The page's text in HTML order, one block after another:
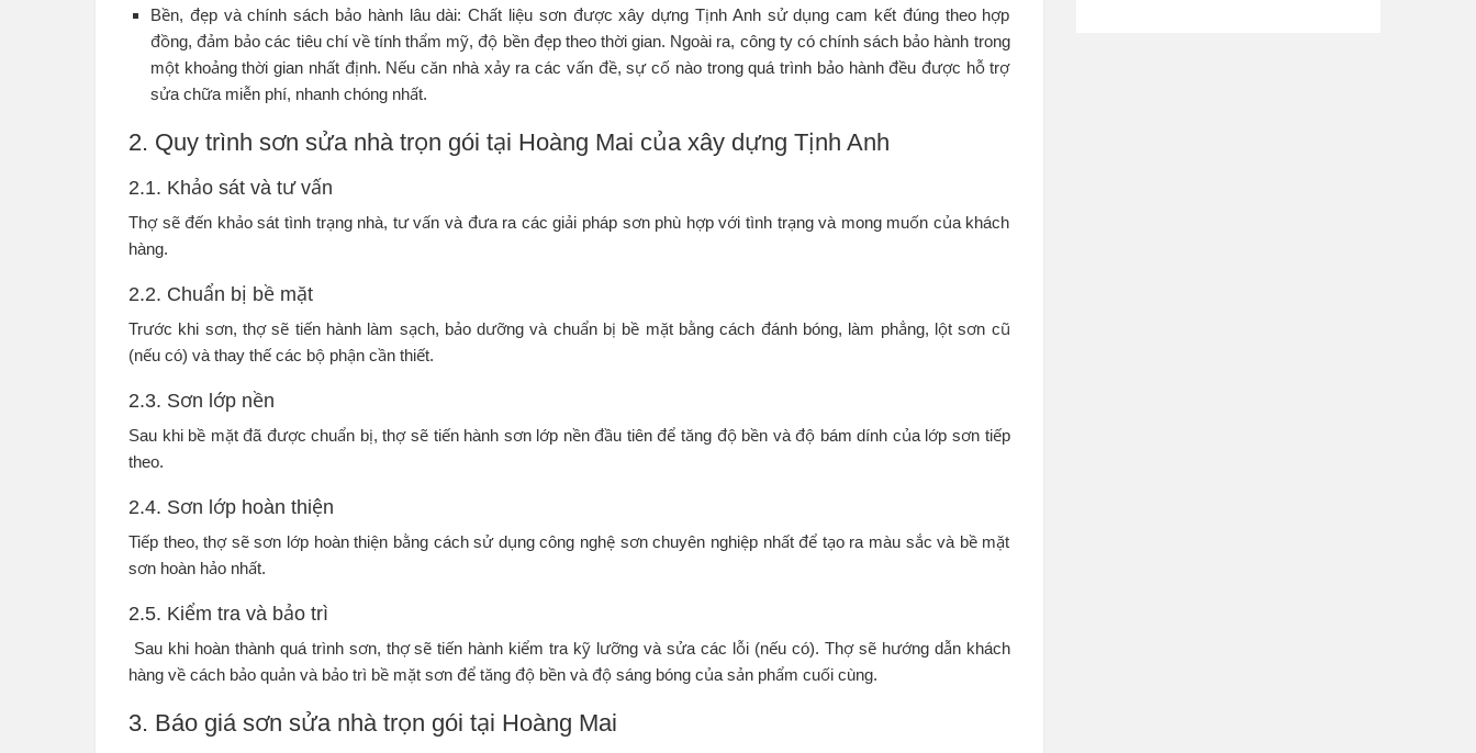
Bền, đẹp và chính sách bảo hành lâu dài: Chất liệu sơn được xây dựng Tịnh Anh sử dụng cam kết đúng theo hợp
đồng, đảm bảo các tiêu chí về tính thẩm mỹ, độ bền đẹp theo thời gian. Ngoài ra, công ty có chính sách bảo hành trong
một khoảng thời gian nhất định. Nếu căn nhà xảy ra các vấn đề, sự cố nào trong quá trình bảo hành đều được hỗ trợ
sửa chữa miễn phí, nhanh chóng nhất.
2. Quy trình sơn sửa nhà trọn gói tại Hoàng Mai của xây dựng Tịnh Anh
2.1. Khảo sát và tư vấn
Thợ sẽ đến khảo sát tình trạng nhà, tư vấn và đưa ra các giải pháp sơn phù hợp với tình trạng và mong muốn của khách
hàng.
2.2. Chuẩn bị bề mặt
Trước khi sơn, thợ sẽ tiến hành làm sạch, bảo dưỡng và chuẩn bị bề mặt bằng cách đánh bóng, làm phẳng, lột sơn cũ
(nếu có) và thay thế các bộ phận cần thiết.
2.3. Sơn lớp nền
Sau khi bề mặt đã được chuẩn bị, thợ sẽ tiến hành sơn lớp nền đầu tiên để tăng độ bền và độ bám dính của lớp sơn tiếp
theo.
2.4. Sơn lớp hoàn thiện
Tiếp theo, thợ sẽ sơn lớp hoàn thiện bằng cách sử dụng công nghệ sơn chuyên nghiệp nhất để tạo ra màu sắc và bề mặt
sơn hoàn hảo nhất.
2.5. Kiểm tra và bảo trì
Sau khi hoàn thành quá trình sơn, thợ sẽ tiến hành kiểm tra kỹ lưỡng và sửa các lỗi (nếu có). Thợ sẽ hướng dẫn khách
hàng về cách bảo quản và bảo trì bề mặt sơn để tăng độ bền và độ sáng bóng của sản phẩm cuối cùng.
3. Báo giá sơn sửa nhà trọn gói tại Hoàng Mai